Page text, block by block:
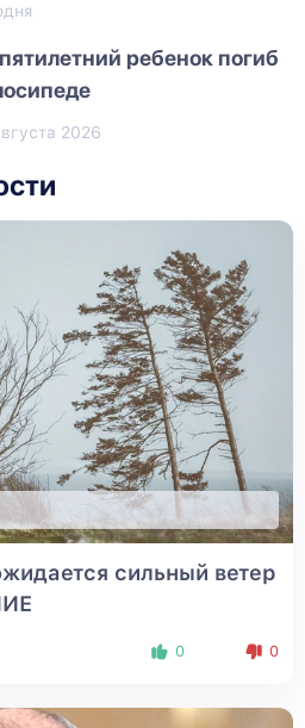
ребенок погиб
2026
сильный ветер
0 0